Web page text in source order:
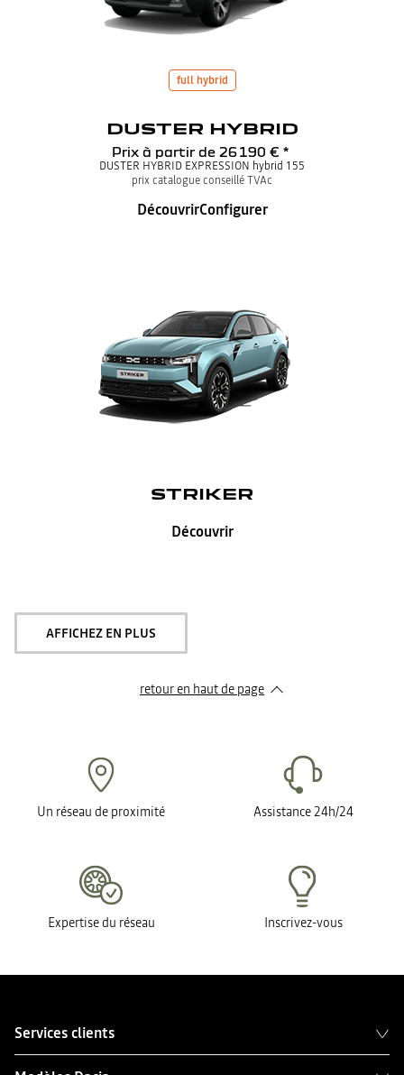
full hybrid
DUSTER HYBRID
Prix à partir de 26 190 € *
DUSTER HYBRID EXPRESSION hybrid 155
prix catalogue conseillé TVAc
DécouvrirConfigurer
STRIKER
Découvrir
AFFICHEZ EN PLUS
retour en haut de page​
Un réseau de proximité Assistance 24h/24
Expertise du réseau Inscrivez-vous
Services clients